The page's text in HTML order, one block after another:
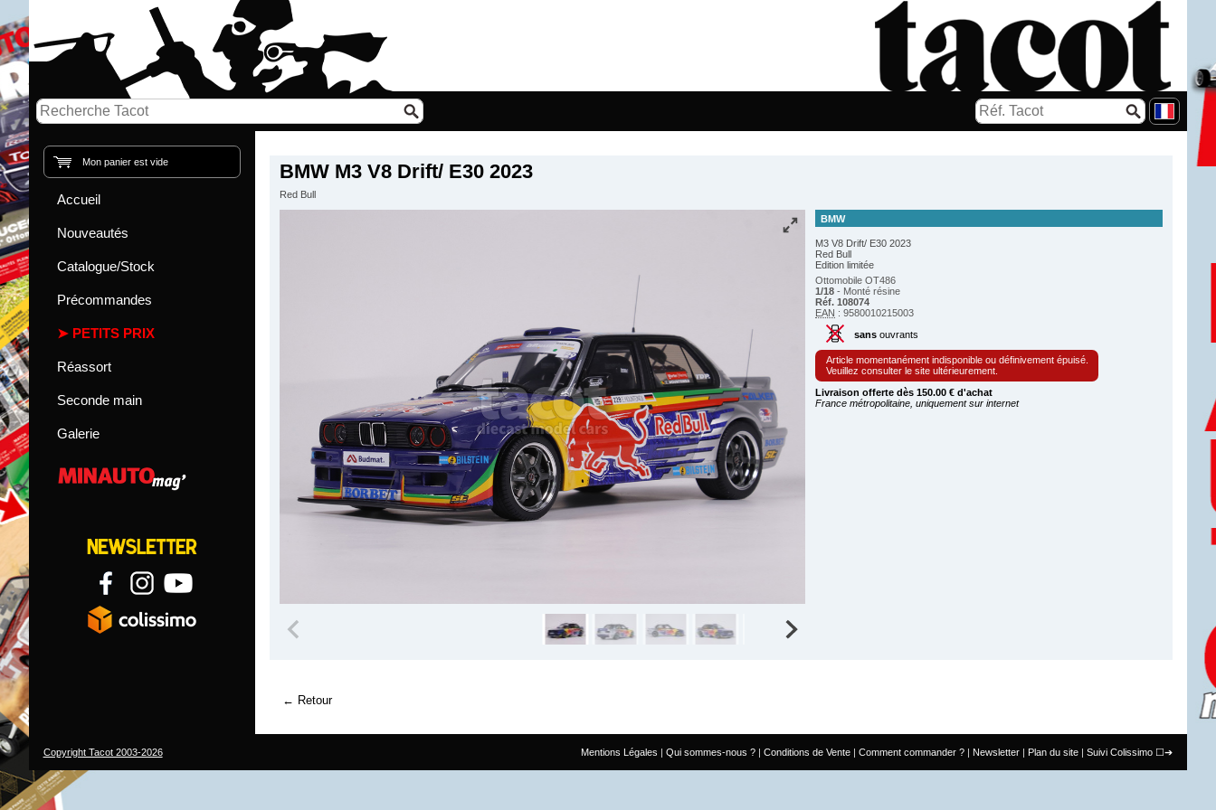
BMW M3 V8 Drift/ E30 2023
Red Bull
BMW
M3 V8 Drift/ E30 2023
Red Bull
Edition limitée
Ottomobile OT486
1/18 - Monté résine
Réf. 108074
EAN : 9580010215003
sansouvrants
Article momentanément indisponible ou définivement épuisé.
Veuillez consulter le site ultérieurement.
Livraison offerte dès 150.00 € d'achat
France métropolitaine, uniquement sur internet
Retour
Mon panier est vide
Accueil
Nouveautés
Catalogue/Stock
Précommandes
PETITS PRIX
Réassort
Seconde main
Galerie
Mentions Légales Qui sommes-nous ? Conditions de Vente Comment commander ? Newsletter Plan du site Suivi Colissimo
Copyright Tacot 2003-2026